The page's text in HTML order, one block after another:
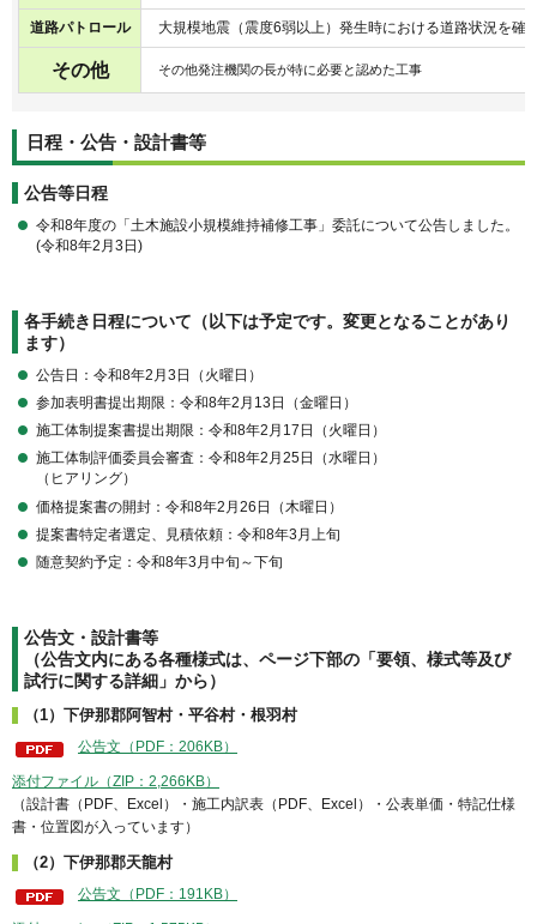
道路パトロール 大規模地震（震度6弱以上）発生時における道路状況を確
その他 その他発注機関の長が特に必要と認めた工事
日程・公告・設計書等
公告等日程
令和8年度の「土木施設小規模維持補修工事」委託について公告しました。
(令和8年2月3日)
各手続き日程について（以下は予定です。変更となることがあり
ます）
公告日：令和8年2月3日（火曜日）
参加表明書提出期限：令和8年2月13日（金曜日）
施工体制提案書提出期限：令和8年2月17日（火曜日）
施工体制評価委員会審査：令和8年2月25日（水曜日）
（ヒアリング）
価格提案書の開封：令和8年2月26日（木曜日）
提案書特定者選定、見積依頼：令和8年3月上旬
随意契約予定：令和8年3月中旬～下旬
公告文・設計書等
（公告文内にある各種様式は、ページ下部の「要領、様式等及び
試行に関する詳細」から）
（1）下伊那郡阿智村・平谷村・根羽村
公告文（PDF：206KB）
添付ファイル（ZIP：2,266KB）
（設計書（PDF、Excel）・施工内訳表（PDF、Excel）・公表単価・特記仕様
書・位置図が入っています）
（2）下伊那郡天龍村
公告文（PDF：191KB）